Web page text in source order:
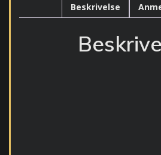
Beskrivelse